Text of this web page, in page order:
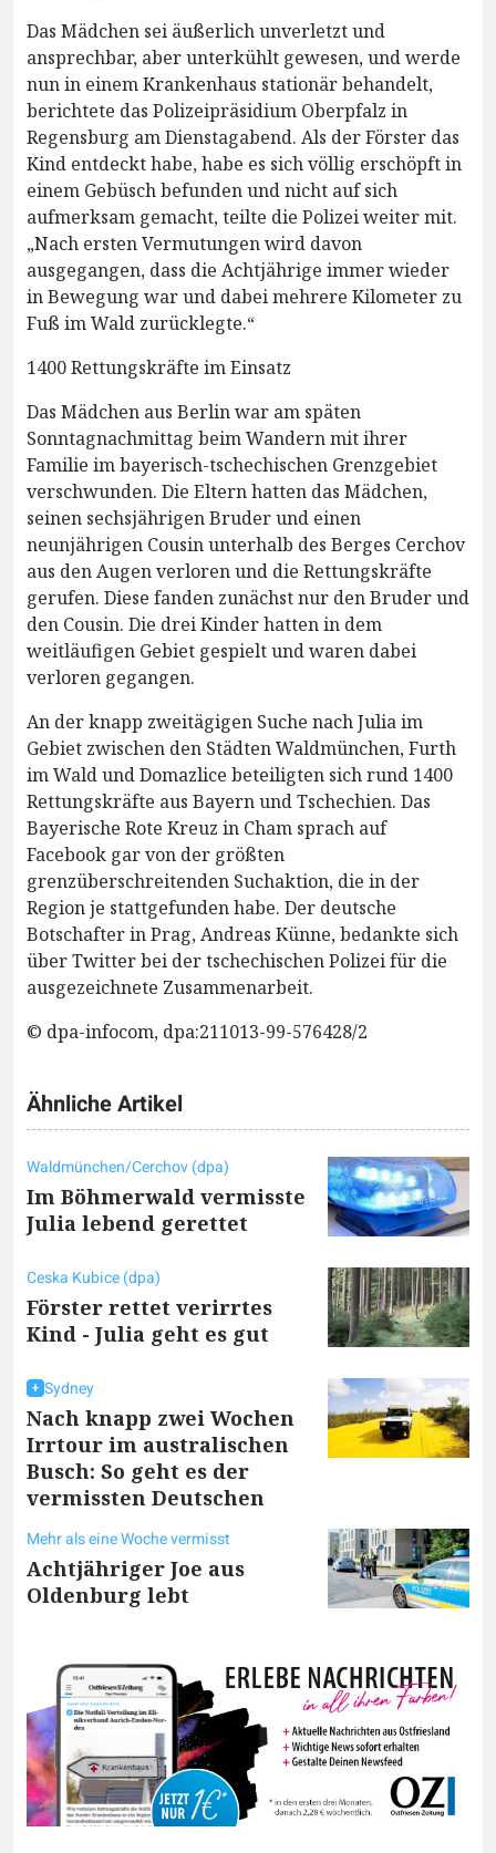
Das Mädchen sei äußerlich unverletzt und
ansprechbar, aber unterkühlt gewesen, und werde
nun in einem Krankenhaus stationär behandelt,
berichtete das Polizeipräsidium Oberpfalz in
Regensburg am Dienstagabend. Als der Förster das
Kind entdeckt habe, habe es sich völlig erschöpft in
einem Gebüsch befunden und nicht auf sich
aufmerksam gemacht, teilte die Polizei weiter mit.
„Nach ersten Vermutungen wird davon
ausgegangen, dass die Achtjährige immer wieder
in Bewegung war und dabei mehrere Kilometer zu
Fuß im Wald zurücklegte.“
1400 Rettungskräfte im Einsatz
Das Mädchen aus Berlin war am späten
Sonntagnachmittag beim Wandern mit ihrer
Familie im bayerisch-tschechischen Grenzgebiet
verschwunden. Die Eltern hatten das Mädchen,
seinen sechsjährigen Bruder und einen
neunjährigen Cousin unterhalb des Berges Cerchov
aus den Augen verloren und die Rettungskräfte
gerufen. Diese fanden zunächst nur den Bruder und
den Cousin. Die drei Kinder hatten in dem
weitläufigen Gebiet gespielt und waren dabei
verloren gegangen.
An der knapp zweitägigen Suche nach Julia im
Gebiet zwischen den Städten Waldmünchen, Furth
im Wald und Domazlice beteiligten sich rund 1400
Rettungskräfte aus Bayern und Tschechien. Das
Bayerische Rote Kreuz in Cham sprach auf
Facebook gar von der größten
grenzüberschreitenden Suchaktion, die in der
Region je stattgefunden habe. Der deutsche
Botschafter in Prag, Andreas Künne, bedankte sich
über Twitter bei der tschechischen Polizei für die
ausgezeichnete Zusammenarbeit.
© dpa-infocom, dpa:211013-99-576428/2
Ähnliche Artikel
Waldmünchen/Cerchov (dpa)
Im Böhmerwald vermisste
Julia lebend gerettet
Ceska Kubice (dpa)
Förster rettet verirrtes
Kind - Julia geht es gut
Sydney
Nach knapp zwei Wochen
Irrtour im australischen
Busch: So geht es der
vermissten Deutschen
Mehr als eine Woche vermisst
Achtjähriger Joe aus
Oldenburg lebt